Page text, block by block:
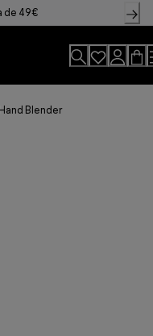
de 49€
Hand Blender